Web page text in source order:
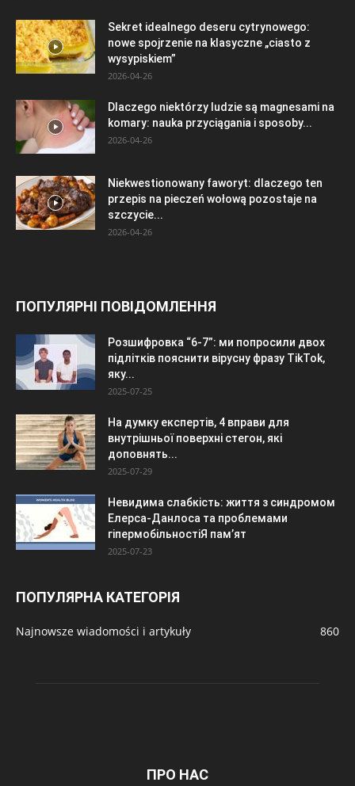
Sekret idealnego deseru cytrynowego:
nowe spojrzenie na klasyczne „ciasto z
wysypiskiem”
2026-04-26
Dlaczego niektórzy ludzie są magnesami na
komary: nauka przyciągania i sposoby...
2026-04-26
Niekwestionowany faworyt: dlaczego ten
przepis na pieczeń wołową pozostaje na
szczycie...
2026-04-26
ПОПУЛЯРНІ ПОВІДОМЛЕННЯ
Розшифровка “6-7”: ми попросили двох
підлітків пояснити вірусну фразу TikTok,
яку...
2025-07-25
На думку експертів, 4 вправи для
внутрішньої поверхні стегон, які
доповнять...
2025-07-29
Невидима слабкість: життя з синдромом
Елерса-Данлоса та проблемами
гіпермобільностіЯ пам’ят
2025-07-23
ПОПУЛЯРНА КАТЕГОРІЯ
Najnowsze wiadomości i artykuły 860
ПРО НАС